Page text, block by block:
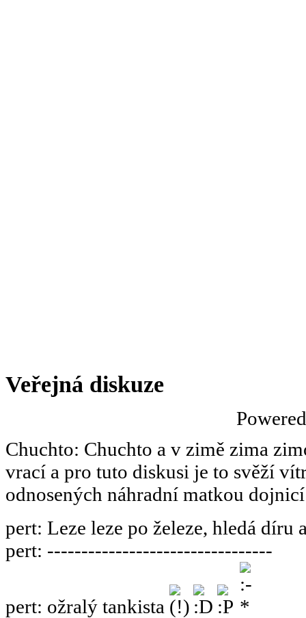
Veřejná diskuze
Chuchto: Chuchto a v zimě zima
vrací a pro tuto diskusi je to svěží
odnosených náhradní matkou
pert: Leze leze po železe, hledá díru
pert: ---------------------------------
pert: ožralý tankista